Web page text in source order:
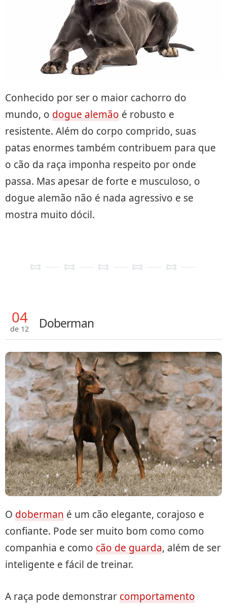
Conhecido por ser o maior cachorro do
mundo, o dogue alemão é robusto e
resistente. Além do corpo comprido, suas
patas enormes também contribuem para que
o cão da raça imponha respeito por onde
passa. Mas apesar de forte e musculoso, o
dogue alemão não é nada agressivo e se
mostra muito dócil.
04
de 12 Doberman
O doberman é um cão elegante, corajoso e
confiante. Pode ser muito bom como como
companhia e como cão de guarda, além de ser
inteligente e fácil de treinar.
A raça pode demonstrarcomportamento